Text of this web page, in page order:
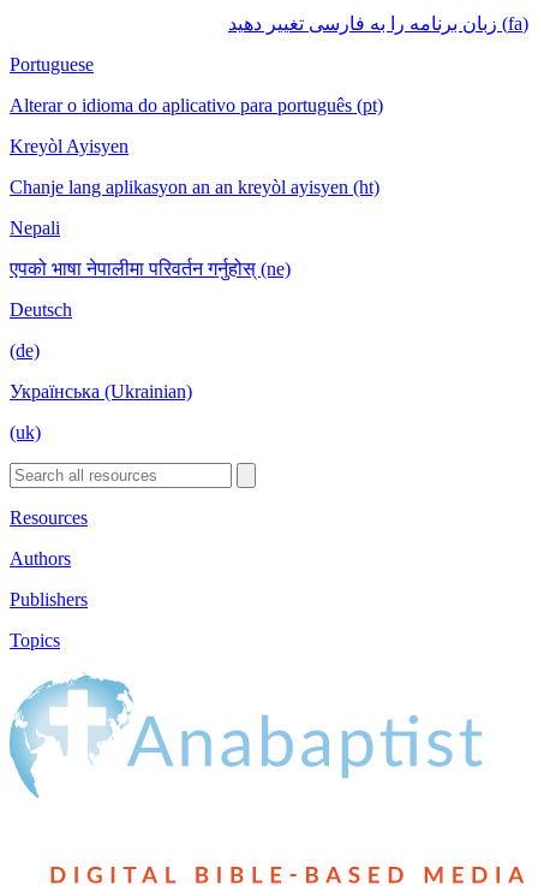
(fa) زبان برنامه را به فارسی تغییر دهید
Portuguese
Alterar o idioma do aplicativo para português (pt)
Kreyòl Ayisyen
Chanje lang aplikasyon an an kreyòl ayisyen (ht)
Nepali
एपको भाषा नेपालीमा परिवर्तन गर्नुहोस् (ne)
Deutsch
(de)
Українська (Ukrainian)
(uk)
Resources
Authors
Publishers
Topics